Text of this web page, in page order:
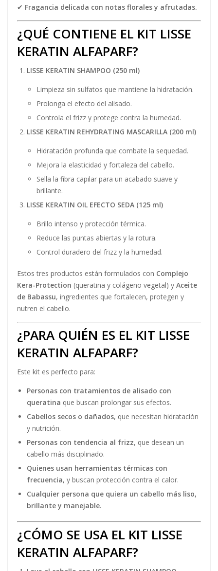
✔ Fragancia delicada con notas florales y afrutadas.
¿QUÉ CONTIENE EL KIT LISSE
KERATIN ALFAPARF?
LISSE KERATIN SHAMPOO (250 ml)
Limpieza sin sulfatos que mantiene la hidratación.
Prolonga el efecto del alisado.
Controla el frizz y protege contra la humedad.
LISSE KERATIN REHYDRATING MASCARILLA (200 ml)
Hidratación profunda que combate la sequedad.
Mejora la elasticidad y fortaleza del cabello.
Sella la fibra capilar para un acabado suave y
brillante.
LISSE KERATIN OIL EFECTO SEDA (125 ml)
Brillo intenso y protección térmica.
Reduce las puntas abiertas y la rotura.
Control duradero del frizz y la humedad.
Estos tres productos están formulados con Complejo
Kera-Protection (queratina y colágeno vegetal) y Aceite
de Babassu , ingredientes que fortalecen, protegen y
nutren el cabello​​​.
¿PARA QUIÉN ES EL KIT LISSE
KERATIN ALFAPARF?
Este kit es perfecto para:
Personas con tratamientos de alisado con
queratina que buscan prolongar sus efectos.
Cabellos secos o dañados , que necesitan hidratación
y nutrición.
Personas con tendencia al frizz , que desean un
cabello más disciplinado.
Quienes usan herramientas térmicas con
frecuencia , y buscan protección contra el calor.
Cualquier persona que quiera un cabello más liso,
brillante y manejable
¿CÓMO SE USA EL KIT LISSE
KERATIN ALFAPARF?